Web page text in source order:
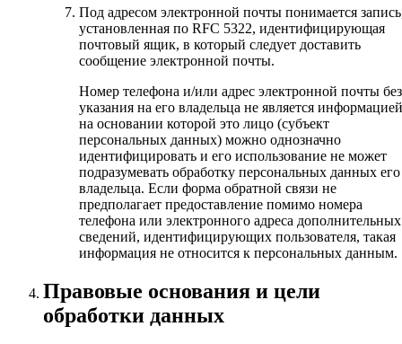
Под адресом электронной почты понимается
установленная по RFC 5322, идентифицирующая
почтовый ящик, в который следует доставить
сообщение электронной почты.
Номер телефона и/или адрес электронной почты без
указания на его владельца не является
на основании которой это лицо (субъект
персональных данных) можно однозначно
идентифицировать и его использование не может
подразумевать обработку персональных данных его
владельца. Если форма обратной связи не
предполагает предоставление помимо номера
телефона или электронного адреса дополнительных
сведений, идентифицирующих пользователя, такая
информация не относится к персональных данным.
Правовые основания и цели
обработки данных